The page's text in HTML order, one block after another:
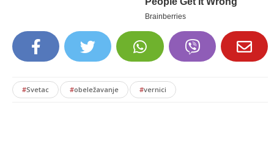
#Svetac #obeležavanje #vernici